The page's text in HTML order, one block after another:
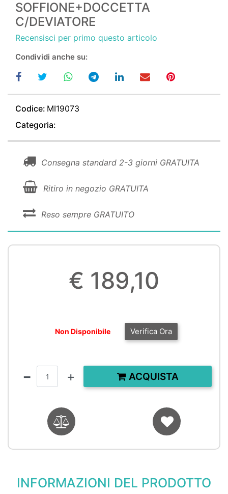
SOFFIONE+DOCCETTA
C/DEVIATORE
Recensisci per primo questo articolo
Condividi anche su:
Codice: MI19073
Categoria:
Consegna standard 2-3 giorni GRATUITA
Ritiro in negozio GRATUITA
Reso sempre GRATUITO
€ 189,10
Verifica Ora
Non Disponibile
QuantitàACQUISTA
INFORMAZIONI DEL PRODOTTO